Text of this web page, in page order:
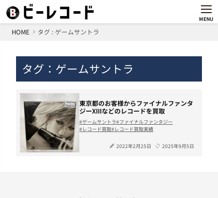
MENU
HOME タグ : ゲームサントラ
タグ：ゲームサントラ
東京都のお客様からファイナルファンタ
ジーXIIIなどのレコードを買取
ゲームサントラ ファイナルファンタジー
レコード買取 レコード買取実績
2022年2月25日 2025年9月5日